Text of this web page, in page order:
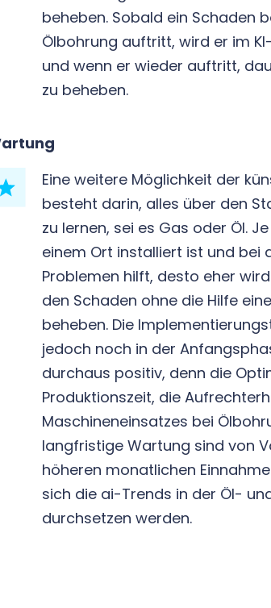
beheben. Sobald ein Schaden
Ölbohrung auftritt, wird er im
und wenn er wieder auftritt,
zu beheben.
Eine weitere Möglichkeit der
besteht darin, alles über den
zu lernen, sei es Gas oder Öl.
einem Ort installiert ist und bei
Problemen hilft, desto eher
den Schaden ohne die Hilfe
beheben. Die
jedoch noch in der
durchaus positiv, denn die
Produktionszeit, die
Maschineneinsatzes bei
langfristige Wartung sind von
höheren monatlichen
sich die ai-Trends in der Öl-
durchsetzen werden.